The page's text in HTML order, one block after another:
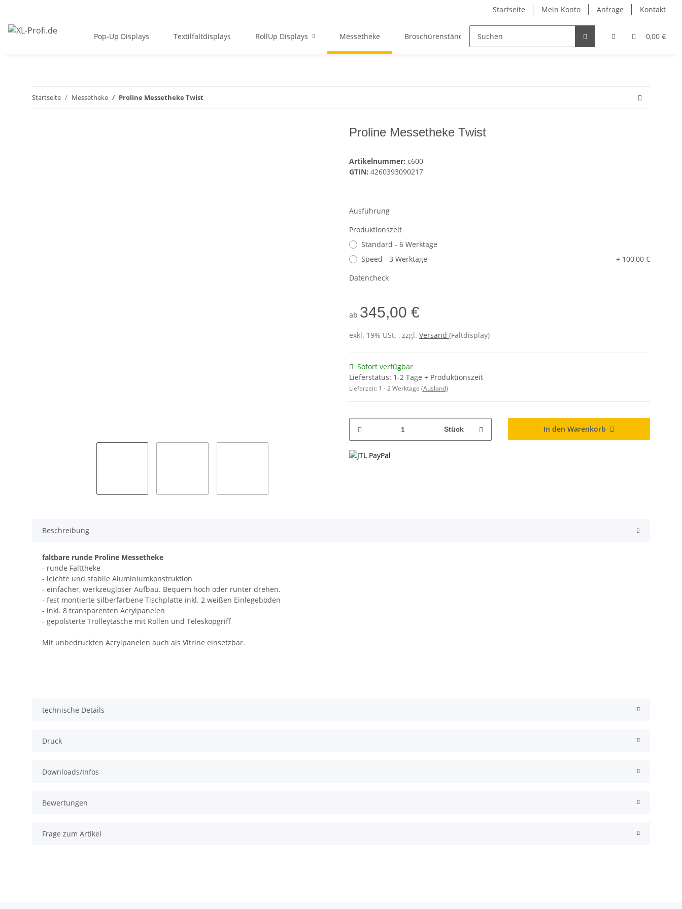
Startseite Mein Konto Anfrage Kontakt
0,00 €
Pop-Up Displays Textilfaltdisplays RollUp Displays Messetheke Broschürenständer Zubehör
Startseite Messetheke Proline Messetheke Twist
Proline Messetheke Twist
Artikelnummer: c600
GTIN: 4260393090217
Ausführung
Produktionszeit
Standard - 6 Werktage
Speed - 3 Werktage
+ 100,00 €
Datencheck
ab 345,00 €
exkl. 19% USt. , zzgl. Versand (Faltdisplay)
Sofort verfügbar
Lieferstatus: 1-2 Tage + Produktionszeit
Lieferzeit: 1 - 2 Werktage (Ausland)
Stück In den Warenkorb
Beschreibung
faltbare runde Proline Messetheke
- runde Falttheke
- leichte und stabile Aluminiumkonstruktion
- einfacher, werkzeugloser Aufbau. Bequem hoch oder runter drehen.
- fest montierte silberfarbene Tischplatte inkl. 2 weißen Einlegeböden
- inkl. 8 transparenten Acrylpanelen
- gepolsterte Trolleytasche mit Rollen und Teleskopgriff
Mit unbedruckten Acrylpanelen auch als Vitrine einsetzbar.
technische Details
Druck
Downloads/Infos
Bewertungen
Frage zum Artikel